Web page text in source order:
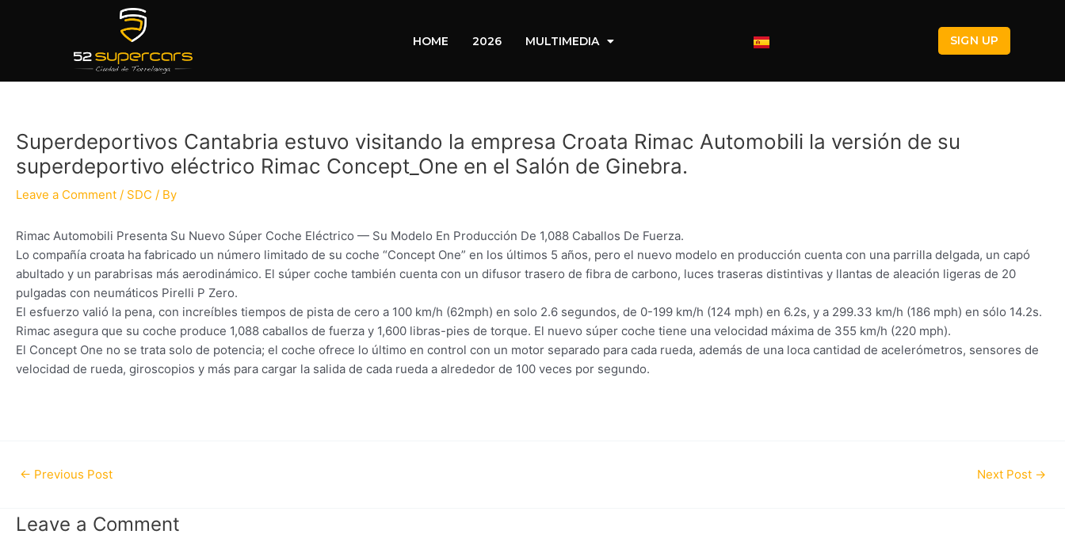
HOME 2026 MULTIMEDIA SIGN UP
Superdeportivos Cantabria estuvo visitando la empresa Croata Rimac Automobili la versión de su
superdeportivo eléctrico Rimac Concept_One en el Salón de Ginebra.
Leave a Comment / SDC / By
Rimac Automobili Presenta Su Nuevo Súper Coche Eléctrico — Su Modelo En Producción De 1,088 Caballos De Fuerza.
Lo compañía croata ha fabricado un número limitado de su coche “Concept One” en los últimos 5 años, pero el nuevo modelo en producción cuenta con una parrilla delgada, un capó
abultado y un parabrisas más aerodinámico. El súper coche también cuenta con un difusor trasero de fibra de carbono, luces traseras distintivas y llantas de aleación ligeras de 20
pulgadas con neumáticos Pirelli P Zero.
El esfuerzo valió la pena, con increíbles tiempos de pista de cero a 100 km/h (62mph) en solo 2.6 segundos, de 0-199 km/h (124 mph) en 6.2s, y a 299.33 km/h (186 mph) en sólo 14.2s.
Rimac asegura que su coche produce 1,088 caballos de fuerza y 1,600 libras-pies de torque. El nuevo súper coche tiene una velocidad máxima de 355 km/h (220 mph).
El Concept One no se trata solo de potencia; el coche ofrece lo último en control con un motor separado para cada rueda, además de una loca cantidad de acelerómetros, sensores de
velocidad de rueda, giroscopios y más para cargar la salida de cada rueda a alrededor de 100 veces por segundo.
← Previous Post Next Post →
Leave a Comment